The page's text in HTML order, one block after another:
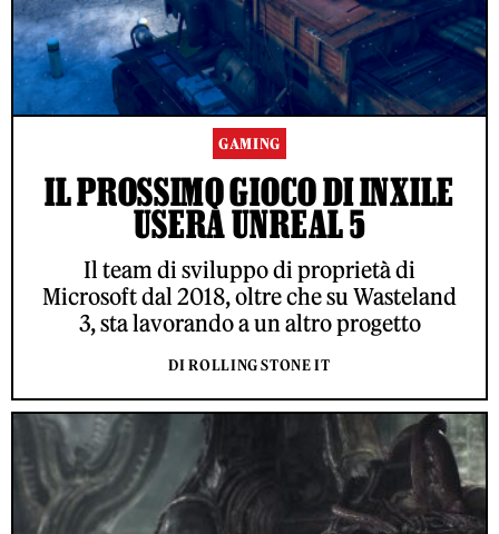
GAMING
IL PROSSIMO GIOCO DI INXILE
USERÀ UNREAL 5
Il team di sviluppo di proprietà di
Microsoft dal 2018, oltre che su Wasteland
3, sta lavorando a un altro progetto
DI ROLLING STONE IT